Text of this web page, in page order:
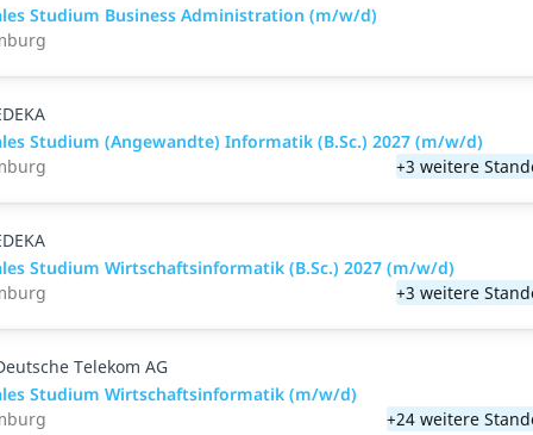
Studium Business Administration (m/w/d)
Studium (Angewandte) Informatik (B.Sc.) 2027 (m/w/d)
+3 weitere
Studium Wirtschaftsinformatik (B.Sc.) 2027 (m/w/d)
+3 weitere
Telekom AG
Studium Wirtschaftsinformatik (m/w/d)
+24 weitere